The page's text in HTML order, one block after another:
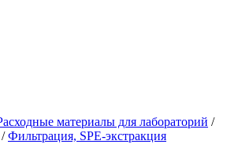
материалы для лабораторий /
/Фильтрация, SPE-экстракция